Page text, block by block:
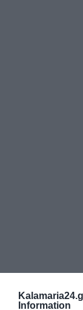
Information